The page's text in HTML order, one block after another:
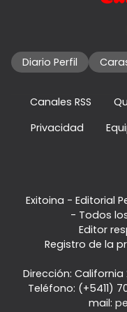
Diario Perfil
Canales RSS
Privacidad
Exitoina - Editorial
- Todos
Editor
Registro de la
Dirección: California
Teléfono: (+5411)
mail: